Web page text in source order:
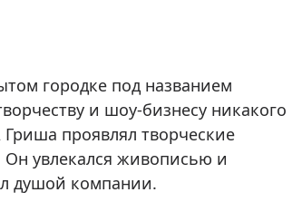
городке под названием
и шоу-бизнесу никакого
проявлял творческие
Он увлекался живописью и
душой компании.